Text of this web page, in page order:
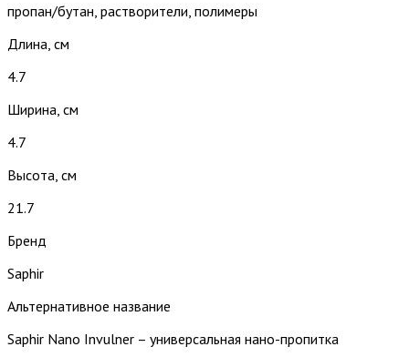
пропан/бутан, растворители, полимеры
Длина, см
4.7
Ширина, см
4.7
Высота, см
21.7
Бренд
Saphir
Альтернативное название
Saphir Nano Invulner – универсальная нано-пропитка